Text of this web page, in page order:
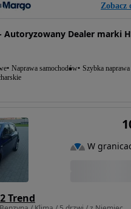
Zobacz
Autoryzowany Dealer marki
Naprawa samochodów Szybka naprawa
Trend
W